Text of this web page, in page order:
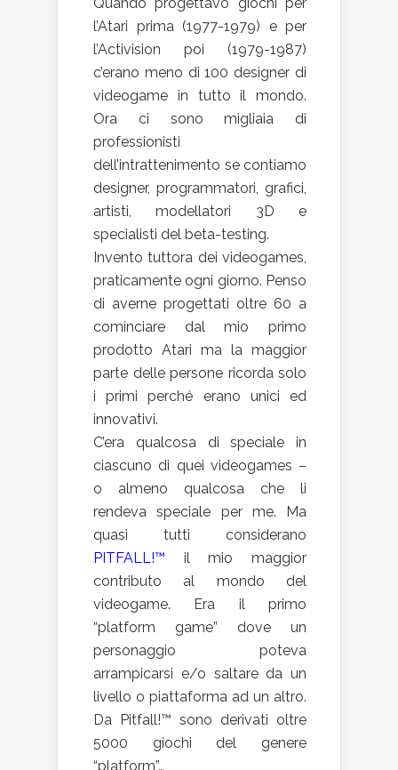
l’Atari prima (1977-1979) e per
l’Activision poi (1979-1987)
c’erano meno di 100 designer di
videogame in tutto il mondo.
Ora ci sono migliaia di
professionisti
dell’intrattenimento se contiamo
designer, programmatori, grafici,
artisti, modellatori 3D e
specialisti del beta-testing.
Invento tuttora dei videogames,
praticamente ogni giorno. Penso
di averne progettati oltre 60 a
cominciare dal mio primo
prodotto Atari ma la maggior
parte delle persone ricorda solo
i primi perché erano unici ed
innovativi.
C’era qualcosa di speciale in
ciascuno di quei videogames –
o almeno qualcosa che li
rendeva speciale per me. Ma
quasi tutti considerano
PITFALL!™ il mio maggior
contributo al mondo del
videogame. Era il primo
“platform game” dove un
personaggio poteva
arrampicarsi e/o saltare da un
livello o piattaforma ad un altro.
Da Pitfall!™ sono derivati oltre
5000 giochi del genere
“platform”…